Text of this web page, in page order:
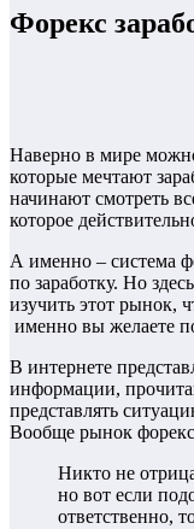
Форекс
Наверно в мире
которые мечтают
начинают смотреть
которое
А именно – система
по заработку. Но
изучить этот рынок,
именно вы желаете
В интернете
информации,
представлять
Вообще рынок форекс
Никто не
но вот если
ответственно,